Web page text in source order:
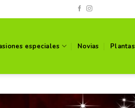
especiales Novias Plantas